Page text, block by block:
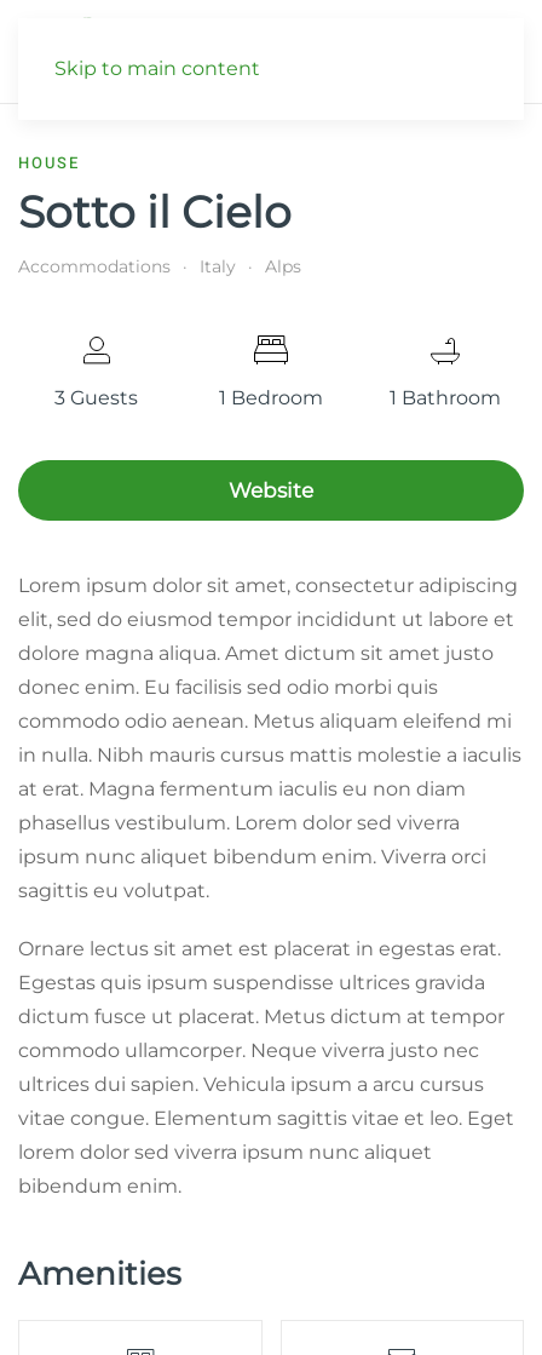
Skip to main content
HOUSE
Sotto il Cielo
Accommodations Italy Alps
3 Guests 1 Bedroom 1 Bathroom
Website
Lorem ipsum dolor sit amet, consectetur adipiscing
elit, sed do eiusmod tempor incididunt ut labore et
dolore magna aliqua. Amet dictum sit amet justo
donec enim. Eu facilisis sed odio morbi quis
commodo odio aenean. Metus aliquam eleifend mi
in nulla. Nibh mauris cursus mattis molestie a iaculis
at erat. Magna fermentum iaculis eu non diam
phasellus vestibulum. Lorem dolor sed viverra
ipsum nunc aliquet bibendum enim. Viverra orci
sagittis eu volutpat.
Ornare lectus sit amet est placerat in egestas erat.
Egestas quis ipsum suspendisse ultrices gravida
dictum fusce ut placerat. Metus dictum at tempor
commodo ullamcorper. Neque viverra justo nec
ultrices dui sapien. Vehicula ipsum a arcu cursus
vitae congue. Elementum sagittis vitae et leo. Eget
lorem dolor sed viverra ipsum nunc aliquet
bibendum enim.
Amenities